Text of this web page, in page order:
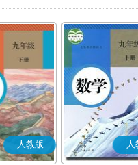
版)
人教版 人